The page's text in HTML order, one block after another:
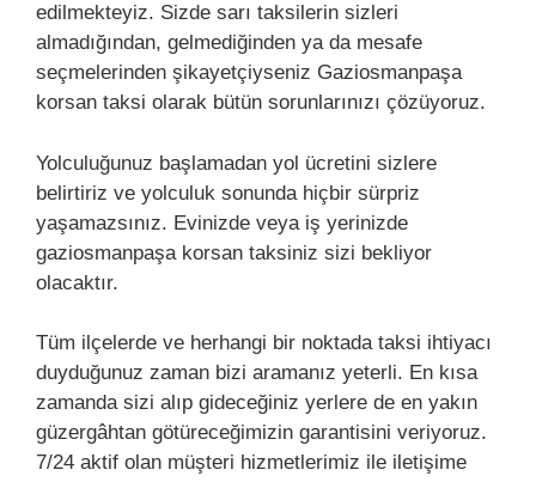
edilmekteyiz. Sizde sarı taksilerin sizleri
almadığından, gelmediğinden ya da mesafe
seçmelerinden şikayetçiyseniz Gaziosmanpaşa
korsan taksi olarak bütün sorunlarınızı çözüyoruz.
Yolculuğunuz başlamadan yol ücretini sizlere
belirtiriz ve yolculuk sonunda hiçbir sürpriz
yaşamazsınız. Evinizde veya iş yerinizde
gaziosmanpaşa korsan taksiniz sizi bekliyor
olacaktır.
Tüm ilçelerde ve herhangi bir noktada taksi ihtiyacı
duyduğunuz zaman bizi aramanız yeterli. En kısa
zamanda sizi alıp gideceğiniz yerlere de en yakın
güzergâhtan götüreceğimizin garantisini veriyoruz.
7/24 aktif olan müşteri hizmetlerimiz ile iletişime